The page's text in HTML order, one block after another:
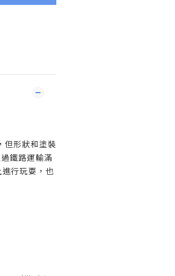
但形狀和塗裝
鐵路運輸滿
行玩耍，也